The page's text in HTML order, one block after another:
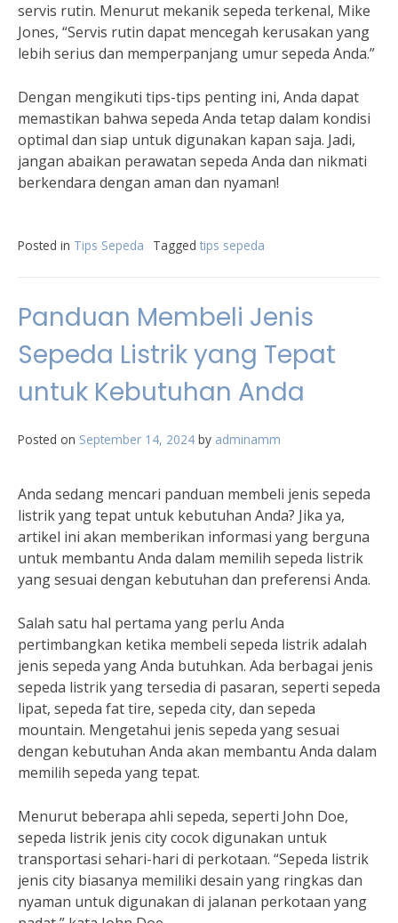
servis rutin. Menurut mekanik sepeda terkenal, Mike
Jones, “Servis rutin dapat mencegah kerusakan yang
lebih serius dan memperpanjang umur sepeda Anda.”
Dengan mengikuti tips-tips penting ini, Anda dapat
memastikan bahwa sepeda Anda tetap dalam kondisi
optimal dan siap untuk digunakan kapan saja. Jadi,
jangan abaikan perawatan sepeda Anda dan nikmati
berkendara dengan aman dan nyaman!
Posted in Tips Sepeda Tagged tips sepeda
Panduan Membeli Jenis
Sepeda Listrik yang Tepat
untuk Kebutuhan Anda
Posted on September 14, 2024 by adminamm
Anda sedang mencari panduan membeli jenis sepeda
listrik yang tepat untuk kebutuhan Anda? Jika ya,
artikel ini akan memberikan informasi yang berguna
untuk membantu Anda dalam memilih sepeda listrik
yang sesuai dengan kebutuhan dan preferensi Anda.
Salah satu hal pertama yang perlu Anda
pertimbangkan ketika membeli sepeda listrik adalah
jenis sepeda yang Anda butuhkan. Ada berbagai jenis
sepeda listrik yang tersedia di pasaran, seperti sepeda
lipat, sepeda fat tire, sepeda city, dan sepeda
mountain. Mengetahui jenis sepeda yang sesuai
dengan kebutuhan Anda akan membantu Anda dalam
memilih sepeda yang tepat.
Menurut beberapa ahli sepeda, seperti John Doe,
sepeda listrik jenis city cocok digunakan untuk
transportasi sehari-hari di perkotaan. “Sepeda listrik
jenis city biasanya memiliki desain yang ringkas dan
nyaman untuk digunakan di jalanan perkotaan yang